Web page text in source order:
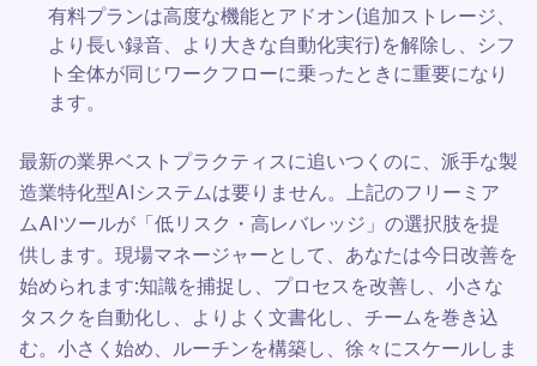
有料プランは高度な機能とアドオン(追加ストレージ、
より長い録音、より大きな自動化実行)を解除し、シフ
ト全体が同じワークフローに乗ったときに重要になり
ます。
最新の業界ベストプラクティスに追いつくのに、派手な製
造業特化型AIシステムは要りません。上記のフリーミア
ムAIツールが「低リスク・高レバレッジ」の選択肢を提
供します。現場マネージャーとして、あなたは今日改善を
始められます:知識を捕捉し、プロセスを改善し、小さな
タスクを自動化し、よりよく文書化し、チームを巻き込
む。小さく始め、ルーチンを構築し、徐々にスケールしま